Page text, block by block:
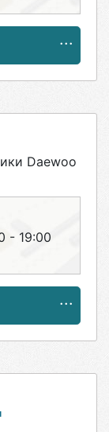
Daewoo
- 19:00